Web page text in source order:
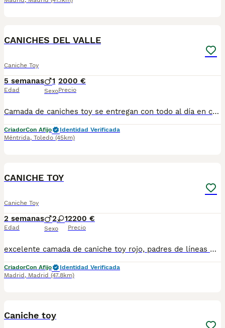
CANICHES DEL VALLE
Caniche Toy
5 semanas
Edad
1
Sexo
2000 €
Precio
Camada de caniches toy se entregan con todo al día en cuanto a vacunación, desparasitación interna y externa, microchip y pasaporte con procedencia lícita de centro canino profesional. Revisión veterinaria. Nos dedicamos profesionalmente al mundo del cachorro desde hace más de 17 años ,centro canino del Valle caprice, es nuestro nombre , criadores profesionales , residencia canina y veterinarios, que mejor sitio para adquirir tu nuevo miembro familiar. Núcleo de cria ES450990000078 Pueden encontrarnos de igual modo en la pagina oficial de la canina de España como uno de los pocos criadores recomendados y registrados , www.rsce.es Los precios son desde más IVA según cachorro, camada y época. Pregunten disponibilidad y precios Pregunten sin compromiso , y le damos cita para venir a ver a los peques a nuestro centro canino, pueden ver nuestras referencias como mejor criadero en Google , y redes sociales así como en nuestra web Web www.delvallecaprice.com
CriadorCon Afijo
Identidad Verificada
Méntrida, Toledo (45km)
CANICHE TOY
Caniche Toy
2 semanas
Edad
2 1
Sexo
2200 €
Precio
excelente camada de caniche toy rojo, padres de líneas muy selectas, con los mejores pedigríes de la actualidad, cachorros preciosos 📞689810407 INFORMACION📞
CriadorCon Afijo
Identidad Verificada
Madrid , Madrid (47.8km)
Caniche toy